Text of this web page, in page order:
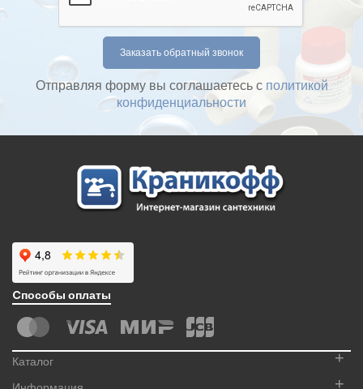
Отправляя форму вы соглашаетесь с политикой
конфиденциальности
Cпособы оплаты
Каталог +
+